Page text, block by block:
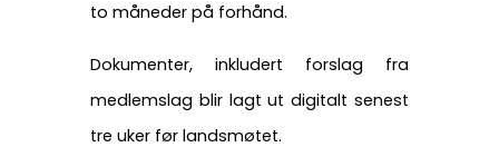
to måneder på forhånd.
Dokumenter, inkludert forslag fra
medlemslag blir lagt ut digitalt senest
tre uker før landsmøtet.